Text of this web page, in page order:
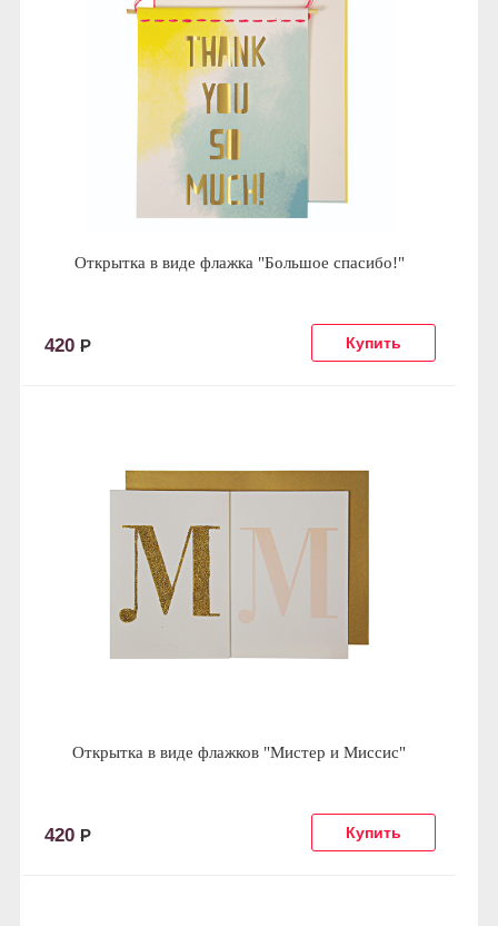
Открытка в виде флажка "Большое спасибо!"
420 Р
Открытка в виде флажков "Мистер и Миссис"
420 Р